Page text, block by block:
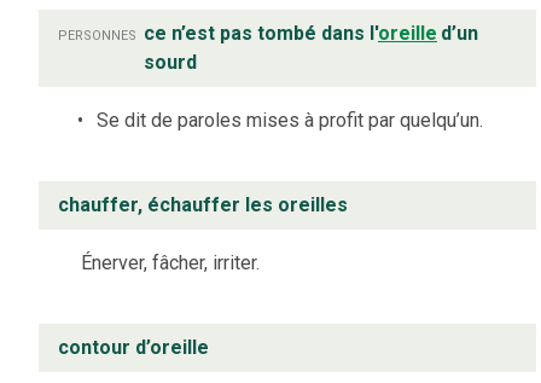
personnes ce n’est pas tombé dans l'oreille d’un
sourd
Se dit de paroles mises à profit par quelqu’un.
chauffer, échauffer les oreilles
Énerver, fâcher, irriter.
contour d’oreille